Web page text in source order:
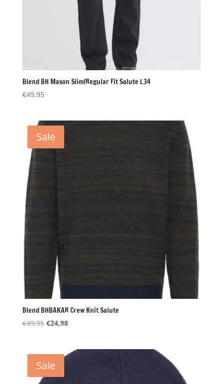
Blend BH Mason Slim/Regular Fit Salute L34
€49,95
Sale
Blend BHBAKAR Crew Knit Salute
€49,95 Oorspronkelijke
€49,95.
€24,98Huidige
€24,98.
Sale